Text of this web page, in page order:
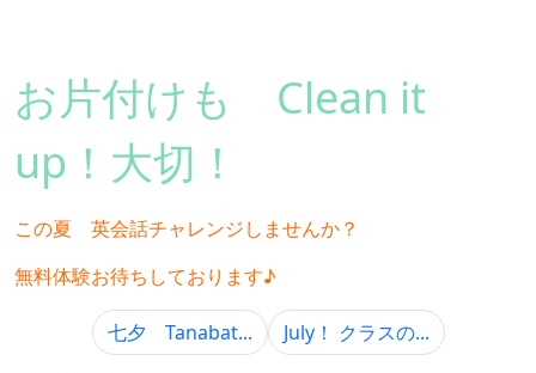
お片付けも Clean it
up！大切！
この夏 英会話チャレンジしませんか？
無料体験お待ちしております♪
七夕 Tanabat... July！ クラスの...